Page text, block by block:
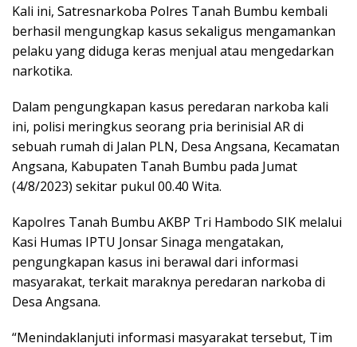
Kali ini, Satresnarkoba Polres Tanah Bumbu kembali
berhasil mengungkap kasus sekaligus mengamankan
pelaku yang diduga keras menjual atau mengedarkan
narkotika.
Dalam pengungkapan kasus peredaran narkoba kali
ini, polisi meringkus seorang pria berinisial AR di
sebuah rumah di Jalan PLN, Desa Angsana, Kecamatan
Angsana, Kabupaten Tanah Bumbu pada Jumat
(4/8/2023) sekitar pukul 00.40 Wita.
Kapolres Tanah Bumbu AKBP Tri Hambodo SIK melalui
Kasi Humas IPTU Jonsar Sinaga mengatakan,
pengungkapan kasus ini berawal dari informasi
masyarakat, terkait maraknya peredaran narkoba di
Desa Angsana.
“Menindaklanjuti informasi masyarakat tersebut, Tim